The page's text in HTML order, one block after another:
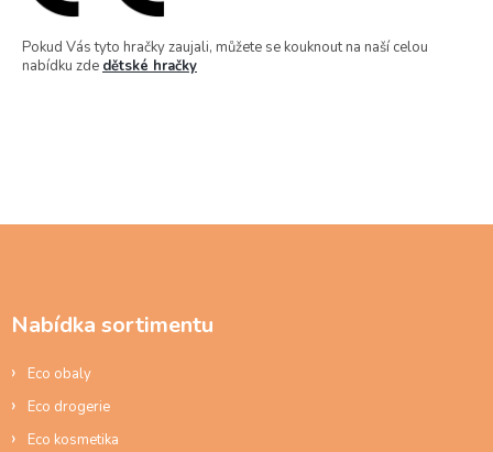
Pokud Vás tyto hračky zaujali, můžete se kouknout na naší celou
nabídku zde dětské hračky
Nabídka sortimentu
Eco obaly
Eco drogerie
Eco kosmetika